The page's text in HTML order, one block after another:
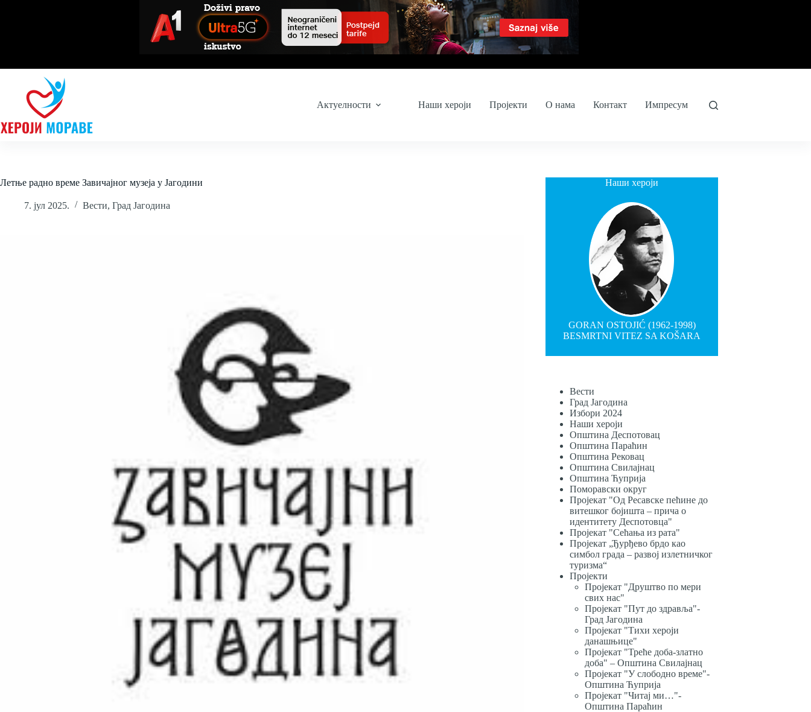
Актуелности Наши хероји Пројекти О нама Контакт Импресум
Летње радно време Завичајног музеја у Јагодини
7. јул 2025. Вести, Град Јагодина
Наши хероји
GORAN OSTOJIĆ (1962-1998)
BESMRTNI VITEZ SA KOŠARA
Вести
Град Јагодина
Избори 2024
Наши хероји
Општина Деспотовац
Општина Параћин
Општина Рековац
Општина Свилајнац
Општина Ћуприја
Поморавски округ
Пројекат "Од Ресавске пећине до
витешког бојишта – прича о
идентитету Деспотовца"
Пројекат "Сећања из рата"
Пројекат „Ђурђево брдо као
симбол града – развој излетничког
туризма“
Пројекти
Пројекат "Друштво по мери
свих нас"
Пројекат "Пут до здравља"-
Град Јагодина
Пројекат "Тихи хероји
данашњице"
Пројекат "Треће доба-златно
доба" – Општина Свилајнац
Пројекат "У слободно време"-
Општина Ћуприја
Пројекат "Читај ми…"-
Општина Параћин